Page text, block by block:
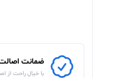
ضمانت اصالت
با خیال راحت از